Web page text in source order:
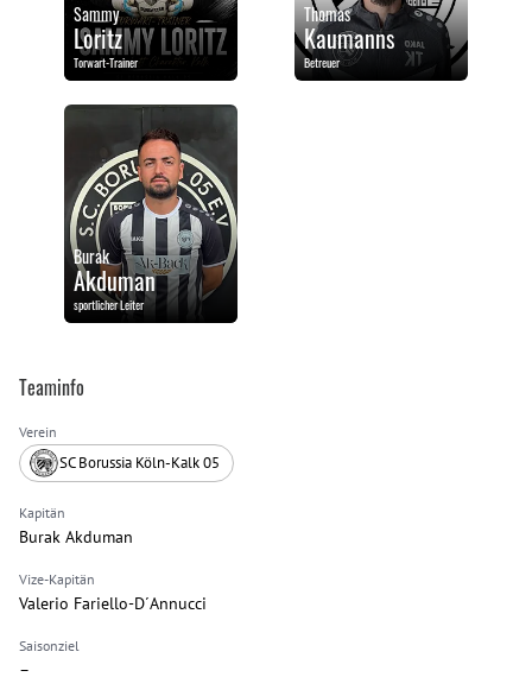
Sammy
Loritz
Torwart-Trainer
Thomas
Kaumanns
Betreuer
Burak
Akduman
sportlicher Leiter
Teaminfo
Verein
SC Borussia Köln-Kalk 05
Kapitän
Burak Akduman
Vize-Kapitän
Valerio Fariello-D´Annucci
Saisonziel
–